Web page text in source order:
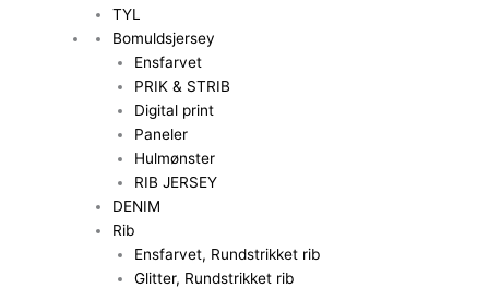
TYL
Bomuldsjersey
Ensfarvet
PRIK & STRIB
Digital print
Paneler
Hulmønster
RIB JERSEY
DENIM
Rib
Ensfarvet, Rundstrikket rib
Glitter, Rundstrikket rib